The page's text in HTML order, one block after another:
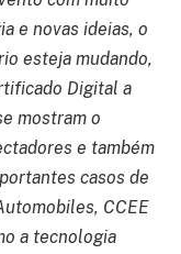
e novas ideias, o
esteja mudando,
Digital a
mostram o
e também
casos de
CCEE
a tecnologia